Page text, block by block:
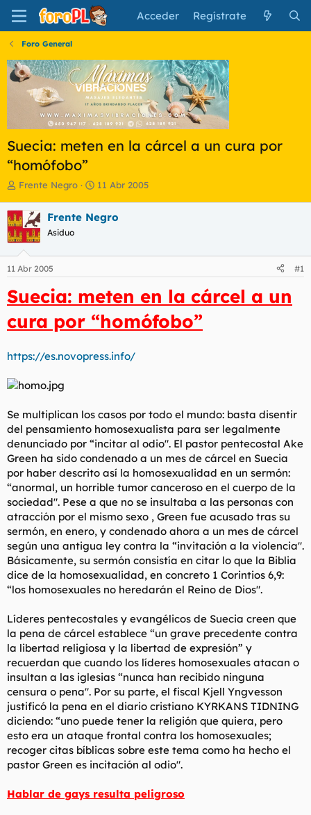
Acceder Regístrate
Foro General
Suecia: meten en la cárcel a un cura por
“homófobo”
I
i
c
i
a
d
o
d
e
l
t
m
Frente Negro
F
h
e
i
c
i
o
11 Abr 2005
Frente Negro
Asiduo
11 Abr 2005 #1
Suecia: meten en la cárcel a un
cura por “homófobo”
https://es.novopress.info/
Se multiplican los casos por todo el mundo: basta disentir
del pensamiento homosexualista para ser legalmente
denunciado por “incitar al odio". El pastor pentecostal Ake
Green ha sido condenado a un mes de cárcel en Suecia
por haber descrito así la homosexualidad en un sermón:
“anormal, un horrible tumor canceroso en el cuerpo de la
sociedad". Pese a que no se insultaba a las personas con
atracción por el mismo sexo , Green fue acusado tras su
sermón, en enero, y condenado ahora a un mes de cárcel
según una antigua ley contra la “invitación a la violencia".
Básicamente, su sermón consistía en citar lo que la Biblia
dice de la homosexualidad, en concreto 1 Corintios 6,9:
“los homosexuales no heredarán el Reino de Dios".
Líderes pentecostales y evangélicos de Suecia creen que
la pena de cárcel establece “un grave precedente contra
la libertad religiosa y la libertad de expresión” y
recuerdan que cuando los líderes homosexuales atacan o
insultan a las iglesias “nunca han recibido ninguna
censura o pena". Por su parte, el fiscal Kjell Yngvesson
justificó la pena en el diario cristiano KYRKANS TIDNING
diciendo: “uno puede tener la religión que quiera, pero
esto era un ataque frontal contra los homosexuales;
recoger citas bíblicas sobre este tema como ha hecho el
pastor Green es incitación al odio".
Hablar de gays resulta peligroso